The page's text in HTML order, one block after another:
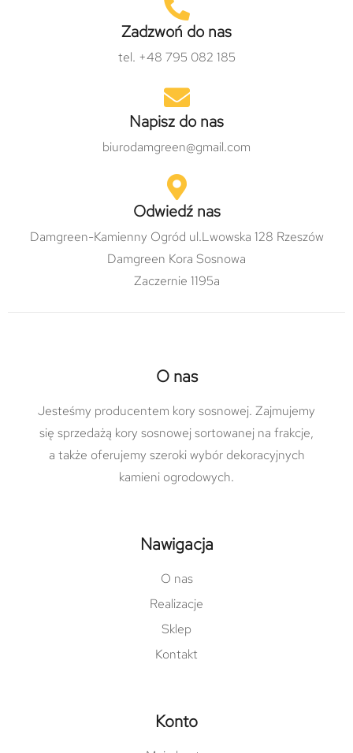
Zadzwoń do nas
tel. +48 795 082 185
Napisz do nas
biurodamgreen@gmail.com
Odwiedź nas
Damgreen-Kamienny Ogród ul.Lwowska 128 Rzeszów
Damgreen Kora Sosnowa
Zaczernie 1195a
O nas
Jesteśmy producentem kory sosnowej. Zajmujemy
się sprzedażą kory sosnowej sortowanej na frakcje,
a także oferujemy szeroki wybór dekoracyjnych
kamieni ogrodowych.
Nawigacja
O nas
Realizacje
Sklep
Kontakt
Konto